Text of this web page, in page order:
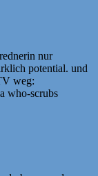
nur
potential. und
weg:
who-scrubs